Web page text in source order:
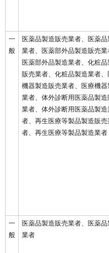
一
般
医薬品製造販売業者、医薬品
業者、医薬部外品製造販売業
医薬部外品製造業者、化粧品
販売業者、化粧品製造業者、
機器製造販売業者、医療機器
業者、体外診断用医薬品製造
業者、体外診断用医薬品製造
者、再生医療等製品製造販売
者、再生医療等製品製造業者
一
般
医薬品製造販売業者、医薬品
業者